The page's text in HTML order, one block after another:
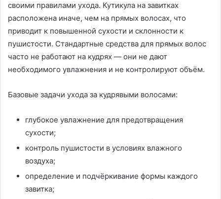
своими правилами ухода. Кутикула на завитках
расположена иначе, чем на прямых волосах, что
приводит к повышенной сухости и склонности к
пушистости. Стандартные средства для прямых волос
часто не работают на кудрях — они не дают
необходимого увлажнения и не контролируют объём.
Базовые задачи ухода за кудрявыми волосами:
глубокое увлажнение для предотвращения
сухости;
контроль пушистости в условиях влажного
воздуха;
определение и подчёркивание формы каждого
завитка;